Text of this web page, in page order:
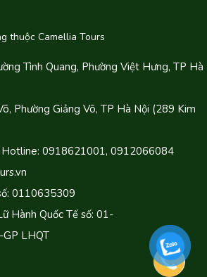
thuộc Camellia Tours
Tình Quang, Phường Việt Hưng, TP Hà
Phường Giảng Võ, TP Hà Nội (289 Kim
0918621001, 0912066084
0110635309
Hành Quốc Tế số: 01-
LHQT